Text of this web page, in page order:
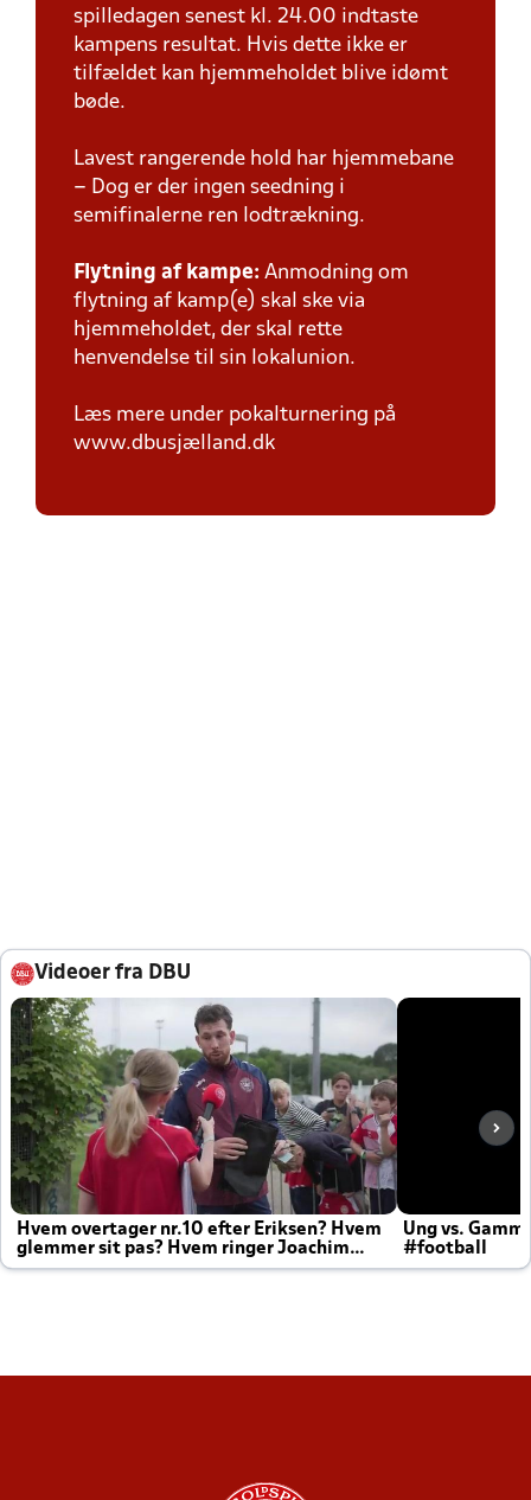
spilledagen senest kl. 24.00 indtaste
kampens resultat. Hvis dette ikke er
tilfældet kan hjemmeholdet blive idømt
bøde.
Lavest rangerende hold har hjemmebane
– Dog er der ingen seedning i
semifinalerne ren lodtrækning.
Flytning af kampe: Anmodning om
flytning af kamp(e) skal ske via
hjemmeholdet, der skal rette
henvendelse til sin lokalunion.
Læs mere under pokalturnering på
www.dbusjælland.dk
Videoer fra DBU
Hvem overtager nr.10 efter Eriksen? Hvem
glemmer sit pas? Hvem ringer Joachim
altid til efter kampe?
Ung vs.
#football